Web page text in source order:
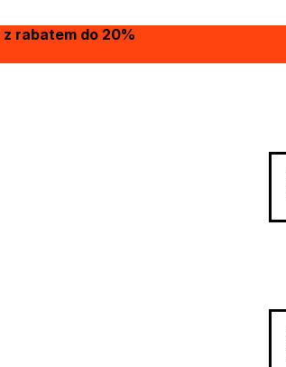
z rabatem do 20%